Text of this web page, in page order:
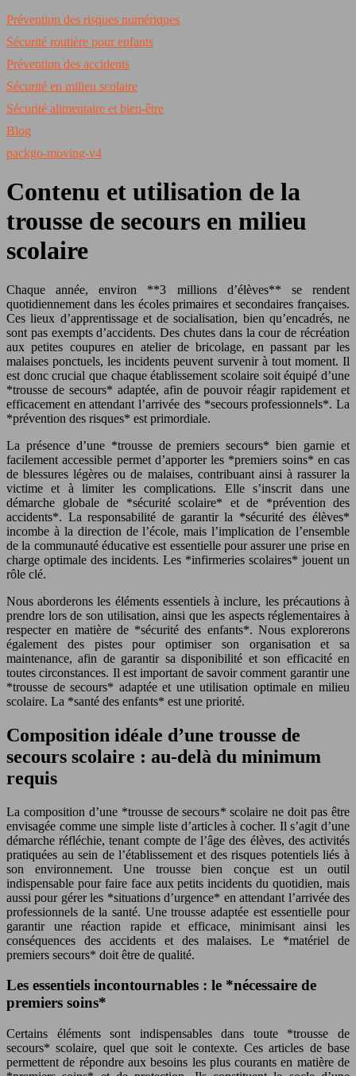
Prévention des risques numériques
Sécurité routière pour enfants
Prévention des accidents
Sécurité en milieu scolaire
Sécurité alimentaire et bien-être
Blog
packgo-moving-v4
Contenu et utilisation de la
trousse de secours en milieu
scolaire
Chaque année, environ **3 millions d’élèves** se rendent
quotidiennement dans les écoles primaires et secondaires françaises.
Ces lieux d’apprentissage et de socialisation, bien qu’encadrés, ne
sont pas exempts d’accidents. Des chutes dans la cour de récréation
aux petites coupures en atelier de bricolage, en passant par les
malaises ponctuels, les incidents peuvent survenir à tout moment. Il
est donc crucial que chaque établissement scolaire soit équipé d’une
*trousse de secours* adaptée, afin de pouvoir réagir rapidement et
efficacement en attendant l’arrivée des *secours professionnels*. La
*prévention des risques* est primordiale.
La présence d’une *trousse de premiers secours* bien garnie et
facilement accessible permet d’apporter les *premiers soins* en cas
de blessures légères ou de malaises, contribuant ainsi à rassurer la
victime et à limiter les complications. Elle s’inscrit dans une
démarche globale de *sécurité scolaire* et de *prévention des
accidents*. La responsabilité de garantir la *sécurité des élèves*
incombe à la direction de l’école, mais l’implication de l’ensemble
de la communauté éducative est essentielle pour assurer une prise en
charge optimale des incidents. Les *infirmeries scolaires* jouent un
rôle clé.
Nous aborderons les éléments essentiels à inclure, les précautions à
prendre lors de son utilisation, ainsi que les aspects réglementaires à
respecter en matière de *sécurité des enfants*. Nous explorerons
également des pistes pour optimiser son organisation et sa
maintenance, afin de garantir sa disponibilité et son efficacité en
toutes circonstances. Il est important de savoir comment garantir une
*trousse de secours* adaptée et une utilisation optimale en milieu
scolaire. La *santé des enfants* est une priorité.
Composition idéale d’une trousse de
secours scolaire : au-delà du minimum
requis
La composition d’une *trousse de secours* scolaire ne doit pas être
envisagée comme une simple liste d’articles à cocher. Il s’agit d’une
démarche réfléchie, tenant compte de l’âge des élèves, des activités
pratiquées au sein de l’établissement et des risques potentiels liés à
son environnement. Une trousse bien conçue est un outil
indispensable pour faire face aux petits incidents du quotidien, mais
aussi pour gérer les *situations d’urgence* en attendant l’arrivée des
professionnels de la santé. Une trousse adaptée est essentielle pour
garantir une réaction rapide et efficace, minimisant ainsi les
conséquences des accidents et des malaises. Le *matériel de
premiers secours* doit être de qualité.
Les essentiels incontournables : le *nécessaire de
premiers soins*
Certains éléments sont indispensables dans toute *trousse de
secours* scolaire, quel que soit le contexte. Ces articles de base
permettent de répondre aux besoins les plus courants en matière de